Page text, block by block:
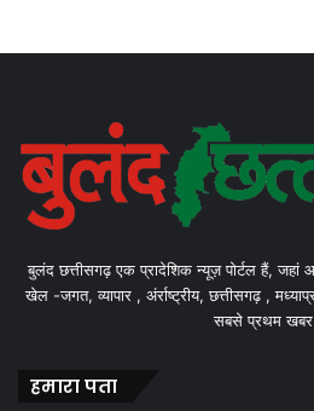
बुलंद छत्तीसगढ़ एक प्रादेशिक न्यूज़ पोर्टल हैं, जहां
खेल -जगत, व्यापार , अंर्राष्ट्रीय, छत्तीसगढ़ ,
सबसे प्रथम
हमारा पता